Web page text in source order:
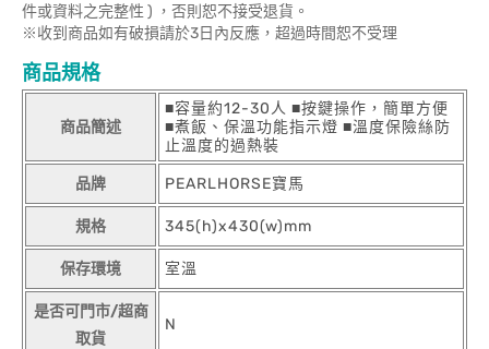
件或資料之完整性 ) ，否則恕不接受退貨。
※收到商品如有破損請於3日內反應，超過時間恕不受理
商品規格
商品簡述
■容量約12-30人 ■按鍵操作，簡單方便
■煮飯、保溫功能指示燈 ■溫度保險絲防
止溫度的過熱裝
品牌 PEARLHORSE寶馬
規格 345(h)x430(w)mm
保存環境 室溫
是否可門市/超商
取貨
N